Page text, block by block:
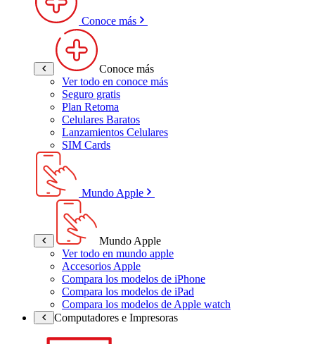
Conoce más
Conoce más
Ver todo en conoce más
Seguro gratis
Plan Retoma
Celulares Baratos
Lanzamientos Celulares
SIM Cards
Mundo Apple
Mundo Apple
Ver todo en mundo apple
Accesorios Apple
Compara los modelos de iPhone
Compara los modelos de iPad
Compara los modelos de Apple watch
Computadores e Impresoras